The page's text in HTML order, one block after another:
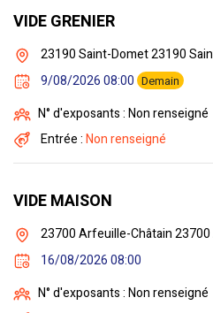
VIDE GRENIER
23190 Saint-Domet 23190
9/08/2026 08:00 Demain
N° d'exposants : Non renseigné
Entrée :Non renseigné
VIDE MAISON
23700 Arfeuille-Châtain
16/08/2026 08:00
N° d'exposants : Non renseigné